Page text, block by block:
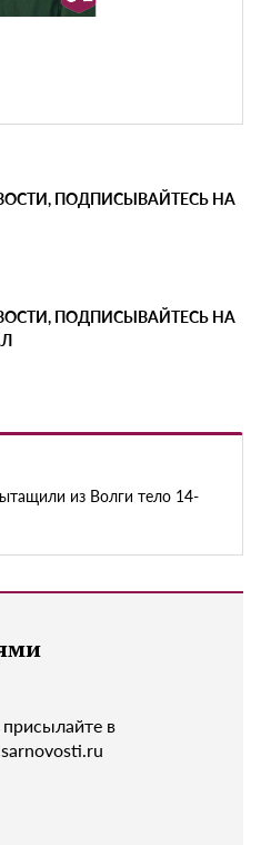
ПОДПИСЫВАЙТЕСЬ НА
ПОДПИСЫВАЙТЕСЬ НА
из Волги тело 14-
в